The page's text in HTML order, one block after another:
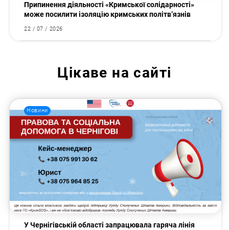
Припинення діяльності «Кримської солідарності»
може посилити ізоляцію кримських політв’язнів
22 / 07 / 2026
Цікаве на сайті
Новини
У Чернігівській області запрацювала гаряча лінія